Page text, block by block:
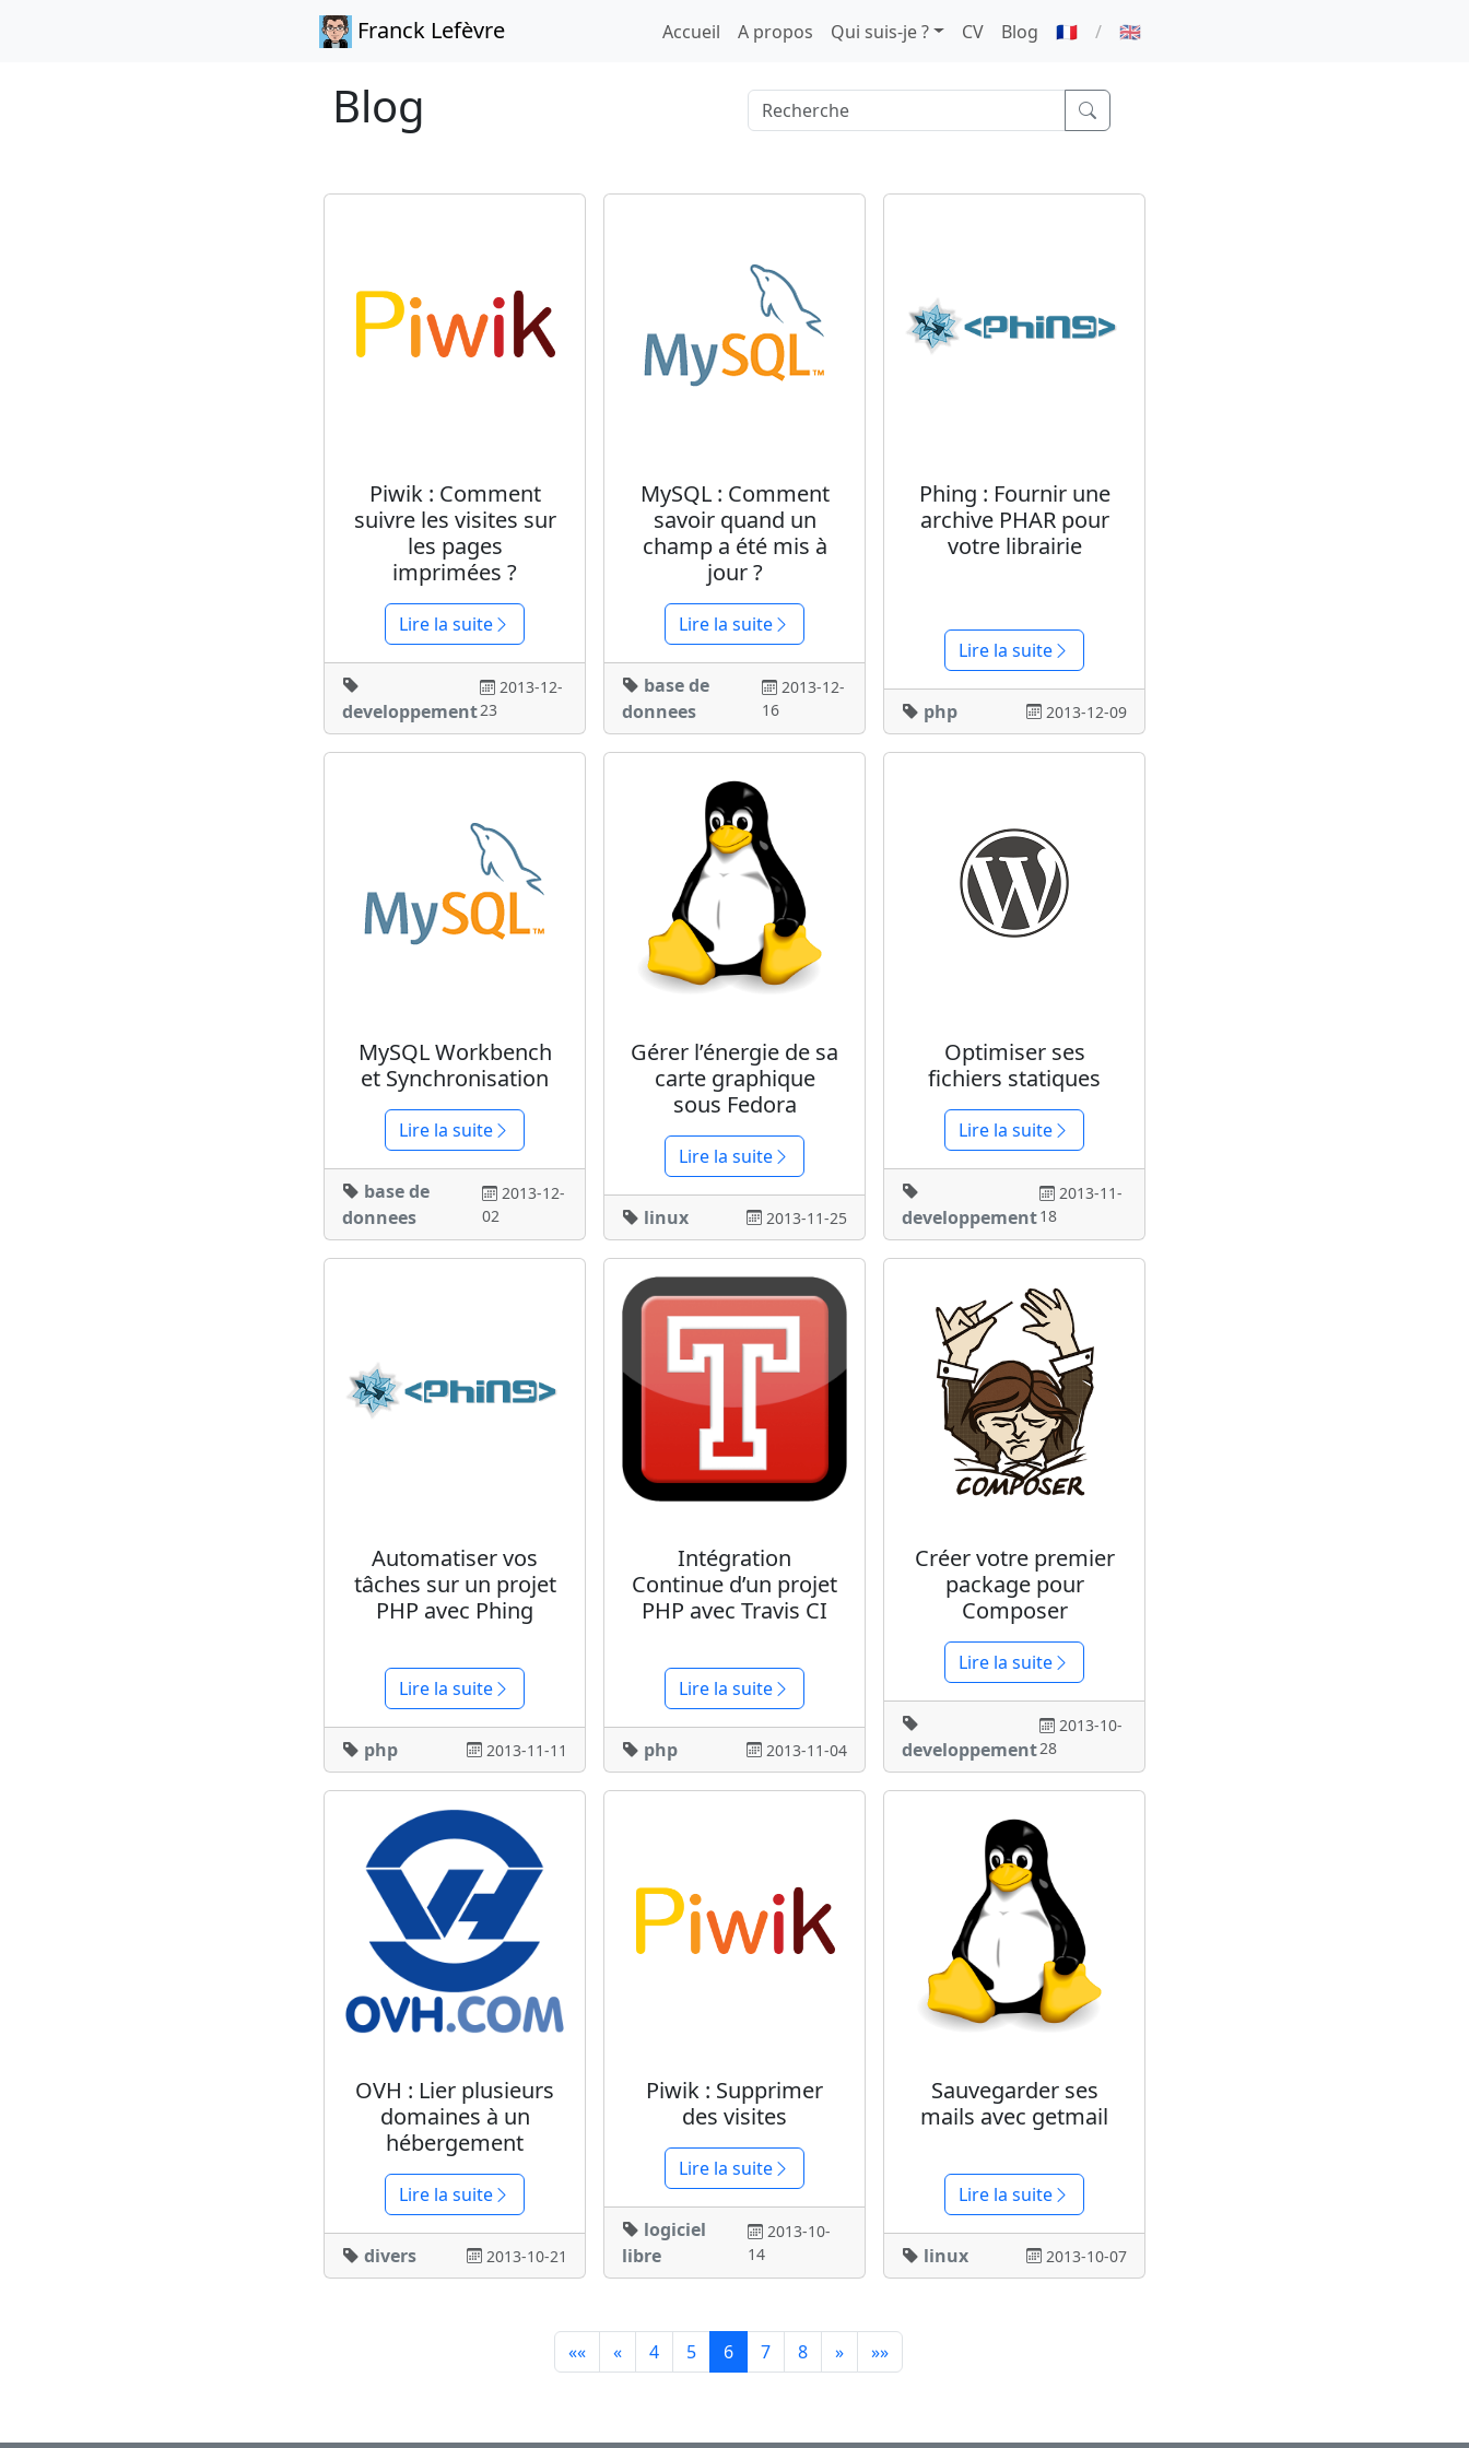
Franck Lefèvre Accueil A propos Qui suis-je ? CV Blog 🇫🇷 / 🇬🇧
Blog
Piwik : Comment
suivre les visites sur
les pages
imprimées ?
Lire la suite
developpement
2013-12-
23
MySQL : Comment
savoir quand un
champ a été mis à
jour ?
Lire la suite
base de
donnees
2013-12-
16
Phing : Fournir une
archive PHAR pour
votre librairie
Lire la suite
php 2013-12-09
MySQL Workbench
et Synchronisation
Lire la suite
base de
donnees
2013-12-
02
Gérer l’énergie de sa
carte graphique
sous Fedora
Lire la suite
linux 2013-11-25
Optimiser ses
fichiers statiques
Lire la suite
developpement
2013-11-
18
Automatiser vos
tâches sur un projet
PHP avec Phing
Lire la suite
php 2013-11-11
Intégration
Continue d’un projet
PHP avec Travis CI
Lire la suite
php 2013-11-04
Créer votre premier
package pour
Composer
Lire la suite
developpement
2013-10-
28
OVH : Lier plusieurs
domaines à un
hébergement
Lire la suite
divers 2013-10-21
Piwik : Supprimer
des visites
Lire la suite
logiciel
libre
2013-10-
14
Sauvegarder ses
mails avec getmail
Lire la suite
linux 2013-10-07
«« « 4 5 6 7 8 » »»